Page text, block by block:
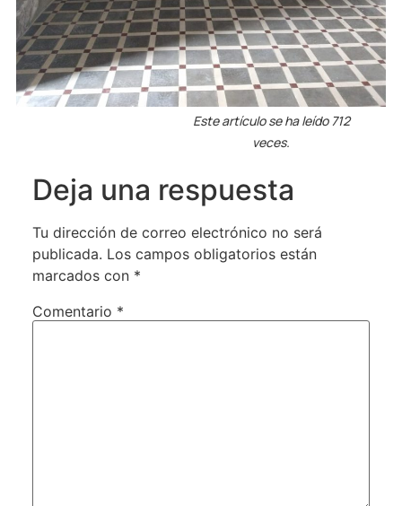
Este artículo se ha leído 712
veces.
Deja una respuesta
Tu dirección de correo electrónico no será
publicada. Los campos obligatorios están
marcados con *
Comentario *